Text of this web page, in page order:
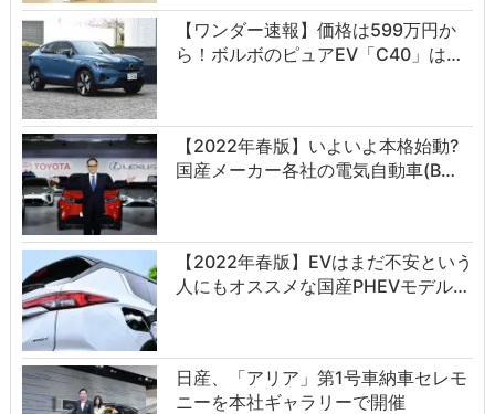
【ワンダー速報】価格は599万円か
ら！ボルボのピュアEV「C40」は…
【2022年春版】いよいよ本格始動?
国産メーカー各社の電気自動車(B…
【2022年春版】EVはまだ不安という
人にもオススメな国産PHEVモデル…
日産、「アリア」第1号車納車セレモ
ニーを本社ギャラリーで開催